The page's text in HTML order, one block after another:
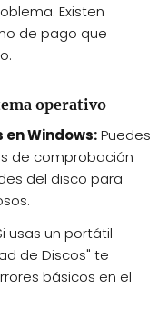
Existen
de pago que
operativo
Windows:Puedes
de comprobación
del disco para
usas un portátil
de Discos" te
básicos en el